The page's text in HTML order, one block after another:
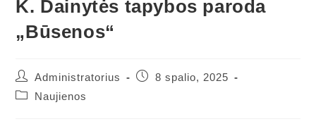
K. Dainytės tapybos paroda
„Būsenos“
Administratorius
8 spalio, 2025
Naujienos